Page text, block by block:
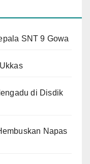
SNT 9 Gowa
di Disdik
Napas